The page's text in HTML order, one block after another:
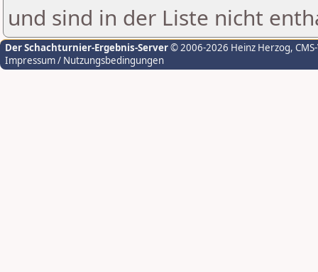
und sind in der Liste nicht
Der Schachturnier-Ergebnis-Server© 2006-2026 Heinz Herzog,
Impressum / Nutzungsbedingungen